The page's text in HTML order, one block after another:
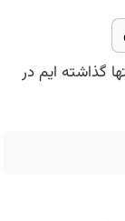
گذاشته ایم در